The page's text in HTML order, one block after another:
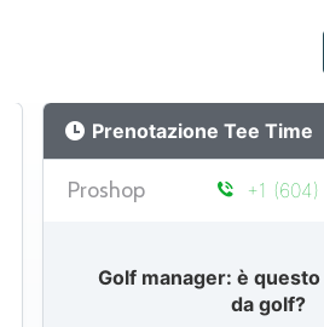
Prenotazione Tee Time
Proshop +1
Golf manager: è
da golf?